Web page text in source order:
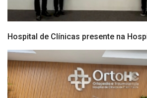
Hospital de Clínicas presente na